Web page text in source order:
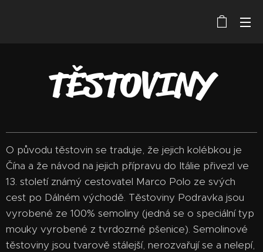
TĚSTOVINY
O původu těstovin se traduje, že jejich kolébkou je
Čína a že návod na jejich přípravu do Itálie přivezl ve
13. století známý cestovatel Marco Polo ze svých
cest po Dálném východě. Těstoviny Podravka jsou
vyrobené ze 100% semoliny (jedná se o speciální typ
mouky vyrobené z tvrdozrné pšenice). Semolinové
těstoviny jsou tvarově stálejší, nerozvařují se a nelepí,